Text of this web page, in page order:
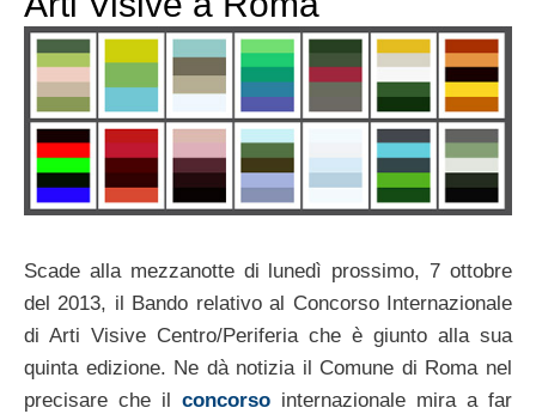
Scade alla mezzanotte di lunedì prossimo, 7 ottobre
del 2013, il Bando relativo al Concorso Internazionale
di Arti Visive Centro/Periferia che è giunto alla sua
quinta edizione. Ne dà notizia il Comune di Roma nel
precisare che il concorso internazionale mira a far